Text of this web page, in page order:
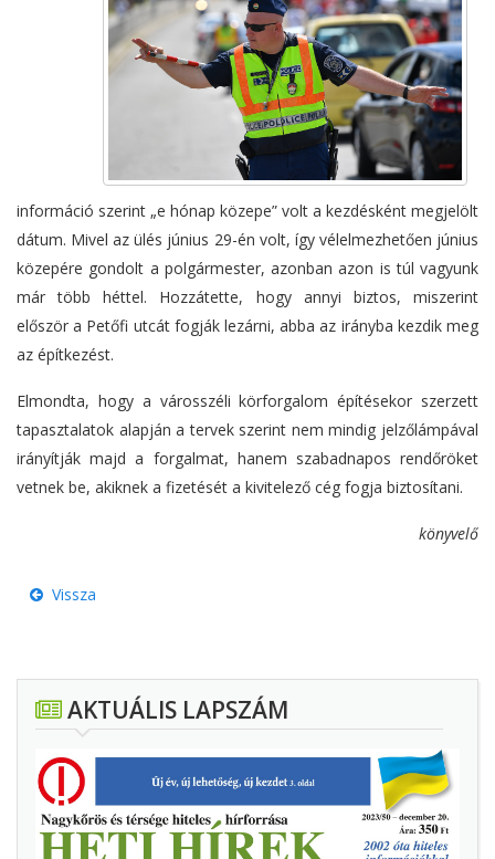
információ szerint „e hónap közepe” volt a kezdésként megjelölt
dátum. Mivel az ülés június 29-én volt, így vélelmezhetően június
közepére gondolt a polgármester, azonban azon is túl vagyunk
már több héttel. Hozzátette, hogy annyi biztos, miszerint
először a Petőfi utcát fogják lezárni, abba az irányba kezdik meg
az építkezést.
Elmondta, hogy a városszéli körforgalom építésekor szerzett
tapasztalatok alapján a tervek szerint nem mindig jelzőlámpával
irányítják majd a forgalmat, hanem szabadnapos rendőröket
vetnek be, akiknek a fizetését a kivitelező cég fogja biztosítani.
könyvelő
Vissza
AKTUÁLIS LAPSZÁM